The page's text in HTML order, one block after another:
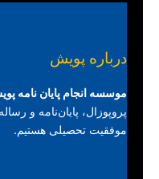
درباره پویش
موسسه انجام پایان نامه
پروپوزال، پایان‌نامه و
موفقیت تحصیلی هستیم.